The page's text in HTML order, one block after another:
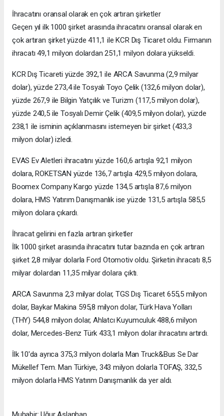
İhracatını oransal olarak en çok artıran şirketler
Geçen yıl ilk 1000 şirket arasında ihracatını oransal olarak en
çok artıran şirket yüzde 411,1 ile KCR Dış Ticaret oldu. Firmanın
ihracatı 49,1 milyon dolardan 251,1 milyon dolara yükseldi.
KCR Dış Ticareti yüzde 392,1 ile ARCA Savunma (2,9 milyar
dolar), yüzde 273,4 ile Tosyalı Toyo Çelik (132,6 milyon dolar),
yüzde 267,9 ile Bilgin Yatçılık ve Turizm (117,5 milyon dolar),
yüzde 240,5 ile Tosyalı Demir Çelik (409,5 milyon dolar), yüzde
238,1 ile isminin açıklanmasını istemeyen bir şirket (433,3
milyon dolar) izledi.
EVAS Ev Aletleri ihracatını yüzde 160,6 artışla 92,1 milyon
dolara, ROKETSAN yüzde 136,7 artışla 429,5 milyon dolara,
Boomex Company Kargo yüzde 134,5 artışla 87,6 milyon
dolara, HMS Yatırım Danışmanlık ise yüzde 131,5 artışla 585,5
milyon dolara çıkardı.
İhracat gelirini en fazla artıran şirketler
İlk 1000 şirket arasında ihracatını tutar bazında en çok artıran
şirket 2,8 milyar dolarla Ford Otomotiv oldu. Şirketin ihracatı 8,5
milyar dolardan 11,35 milyar dolara çıktı.
ARCA Savunma 2,3 milyar dolar, TGS Dış Ticaret 655,5 milyon
dolar, Baykar Makina 595,8 milyon dolar, Türk Hava Yolları
(THY) 544,8 milyon dolar, Ahlatcı Kuyumculuk 488,6 milyon
dolar, Mercedes-Benz Türk 433,1 milyon dolar ihracatını artırdı.
İlk 10'da ayrıca 375,3 milyon dolarla Man Truck&Bus Se Dar
Mükellef Tem. Man Türkiye, 343 milyon dolarla TOFAŞ, 332,5
milyon dolarla HMS Yatırım Danışmanlık da yer aldı.